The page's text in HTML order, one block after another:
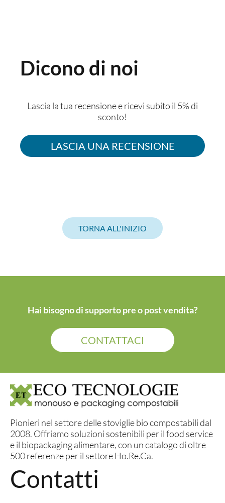
Dicono di noi
Lascia la tua recensione e ricevi subito il 5% di
sconto!
LASCIA UNA RECENSIONE
TORNA ALL'INIZIO
Hai bisogno di supporto pre o post vendita?
CONTATTACI
Pionieri nel settore delle stoviglie bio compostabili dal
2008. Offriamo soluzioni sostenibili per il food service
e il biopackaging alimentare, con un catalogo di oltre
500 referenze per il settore Ho.Re.Ca.
Contatti